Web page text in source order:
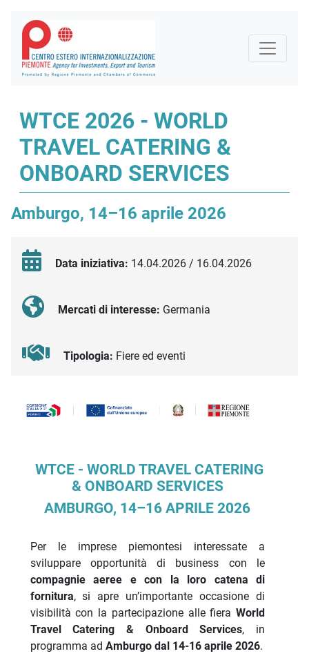
WTCE 2026 - WORLD
TRAVEL CATERING &
ONBOARD SERVICES
Amburgo, 14–16 aprile 2026
Data iniziativa: 14.04.2026 / 16.04.2026
Mercati di interesse: Germania
Tipologia: Fiere ed eventi
Descrizione iniziativa
WTCE - WORLD TRAVEL CATERING
& ONBOARD SERVICES
AMBURGO, 14–16 APRILE 2026
Per le imprese piemontesi interessate a
sviluppare opportunità di business con le
compagnie aeree e con la loro catena di
fornitura, si apre un’importante occasione di
visibilità con la partecipazione alle fiera World
Travel Catering & Onboard Services, in
programma ad Amburgo dal 14-16 aprile 2026.